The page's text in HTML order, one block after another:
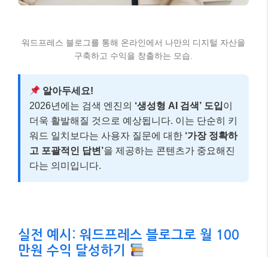
워드프레스 블로그를 통해 온라인에서 나만의 디지털 자산을
구축하고 수익을 창출하는 모습.
알아두세요!
2026년에는 검색 엔진의 ‘생성형 AI 검색’ 도입이
더욱 활발해질 것으로 예상됩니다. 이는 단순히 키
워드 일치보다는 사용자 질문에 대한 ‘가장 정확하
고 포괄적인 답변’을 제공하는 콘텐츠가 중요해진
다는 의미입니다.
실전 예시: 워드프레스 블로그로 월 100
만원 수익 달성하기